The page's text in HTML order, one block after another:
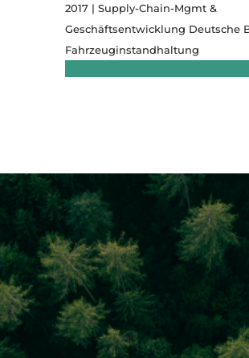
2017 | Supply-Chain-Mgmt &
Geschäftsentwicklung Deutsche
Fahrzeuginstandhaltung